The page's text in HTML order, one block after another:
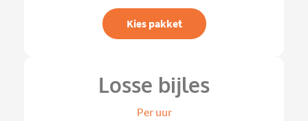
Kies pakket
Losse bijles
Per uur